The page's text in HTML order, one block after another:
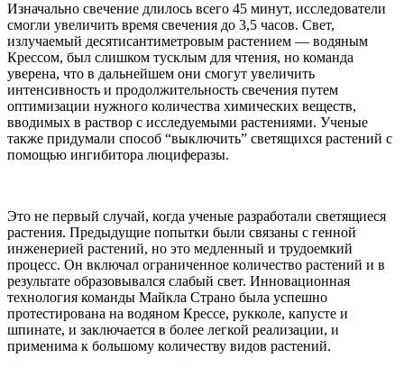
Изначально свечение длилось всего 45 минут, исследователи
смогли увеличить время свечения до 3,5 часов. Свет,
излучаемый десятисантиметровым растением — водяным
Крессом, был слишком тусклым для чтения, но команда
уверена, что в дальнейшем они смогут увеличить
интенсивность и продолжительность свечения путем
оптимизации нужного количества химических веществ,
вводимых в раствор с исследуемыми растениями. Ученые
также придумали способ “выключить” светящихся растений с
помощью ингибитора люциферазы.
Это не первый случай, когда ученые разработали светящиеся
растения. Предыдущие попытки были связаны с генной
инженерией растений, но это медленный и трудоемкий
процесс. Он включал ограниченное количество растений и в
результате образовывался слабый свет. Инновационная
технология команды Майкла Страно была успешно
протестирована на водяном Крессе, рукколе, капусте и
шпинате, и заключается в более легкой реализации, и
применима к большому количеству видов растений.